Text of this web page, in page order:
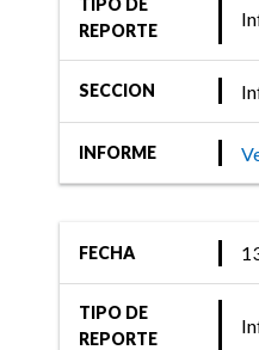
Informe Crediticio
FIX (afiliada
Ratings)
calificación
de Banco de
28-oct-2020
TIPO DE
REPORTE
SECCION
INFORME
FECHA
TIPO DE
REPORTE